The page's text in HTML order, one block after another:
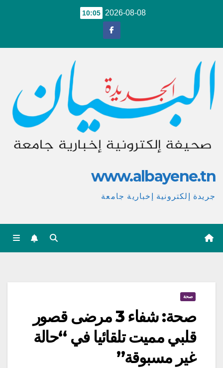
2026-08-08
10:05
www.albayene.tn
جريدة إلكترونية إخبارية جامعة
صحة
صحة: شفاء 3 مرضى قصور
قلبي مميت تلقائيا في “حالة
غير مسبوقة”